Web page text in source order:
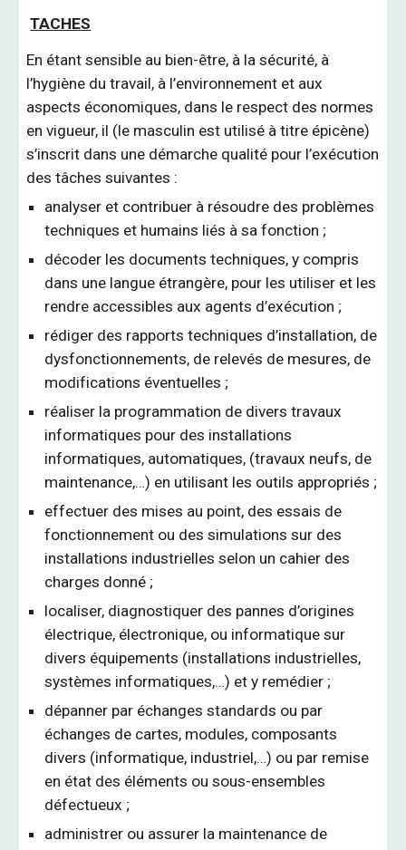
TACHES
En étant sensible au bien-être, à la sécurité, à
l’hygiène du travail, à l’environnement et aux
aspects économiques, dans le respect des normes
en vigueur, il (le masculin est utilisé à titre épicène)
s’inscrit dans une démarche qualité pour l’exécution
des tâches suivantes :
analyser et contribuer à résoudre des problèmes
techniques et humains liés à sa fonction ;
décoder les documents techniques, y compris
dans une langue étrangère, pour les utiliser et les
rendre accessibles aux agents d’exécution ;
rédiger des rapports techniques d’installation, de
dysfonctionnements, de relevés de mesures, de
modifications éventuelles ;
réaliser la programmation de divers travaux
informatiques pour des installations
informatiques, automatiques, (travaux neufs, de
maintenance,…) en utilisant les outils appropriés ;
effectuer des mises au point, des essais de
fonctionnement ou des simulations sur des
installations industrielles selon un cahier des
charges donné ;
localiser, diagnostiquer des pannes d’origines
électrique, électronique, ou informatique sur
divers équipements (installations industrielles,
systèmes informatiques,…) et y remédier ;
dépanner par échanges standards ou par
échanges de cartes, modules, composants
divers (informatique, industriel,…) ou par remise
en état des éléments ou sous-ensembles
défectueux ;
administrer ou assurer la maintenance de